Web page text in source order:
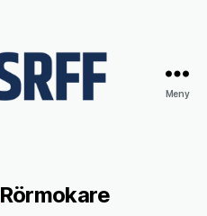
Meny
Rörmokare